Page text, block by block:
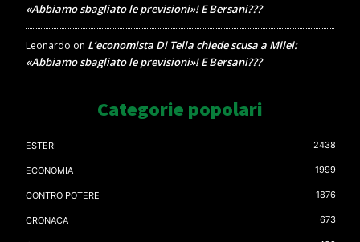
«Abbiamo sbagliato le previsioni»! E Bersani???
Leonardo on L’economista Di Tella chiede scusa a Milei:
«Abbiamo sbagliato le previsioni»! E Bersani???
Categorie popolari
ESTERI 2438
ECONOMIA 1999
CONTRO POTERE 1876
CRONACA 673